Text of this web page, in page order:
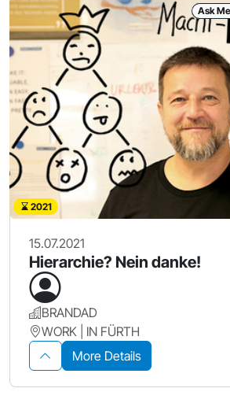
Ask
2021
15.07.2021
Hierarchie? Nein danke!
BRANDAD
WORK | IN FÜRTH
More Details